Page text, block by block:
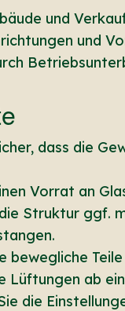
und
und
dass die
Vorrat an
Struktur ggf.
bewegliche
Lüftungen ab
die